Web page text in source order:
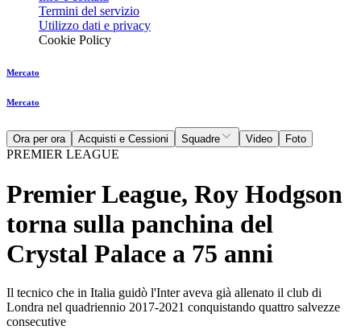
Termini del servizio
Utilizzo dati e privacy
Cookie Policy
Mercato
Mercato
Ora per ora Acquisti e Cessioni Squadre Video Foto
PREMIER LEAGUE
Premier League, Roy Hodgson
torna sulla panchina del
Crystal Palace a 75 anni
Il tecnico che in Italia guidò l'Inter aveva già allenato il club di
Londra nel quadriennio 2017-2021 conquistando quattro salvezze
consecutive